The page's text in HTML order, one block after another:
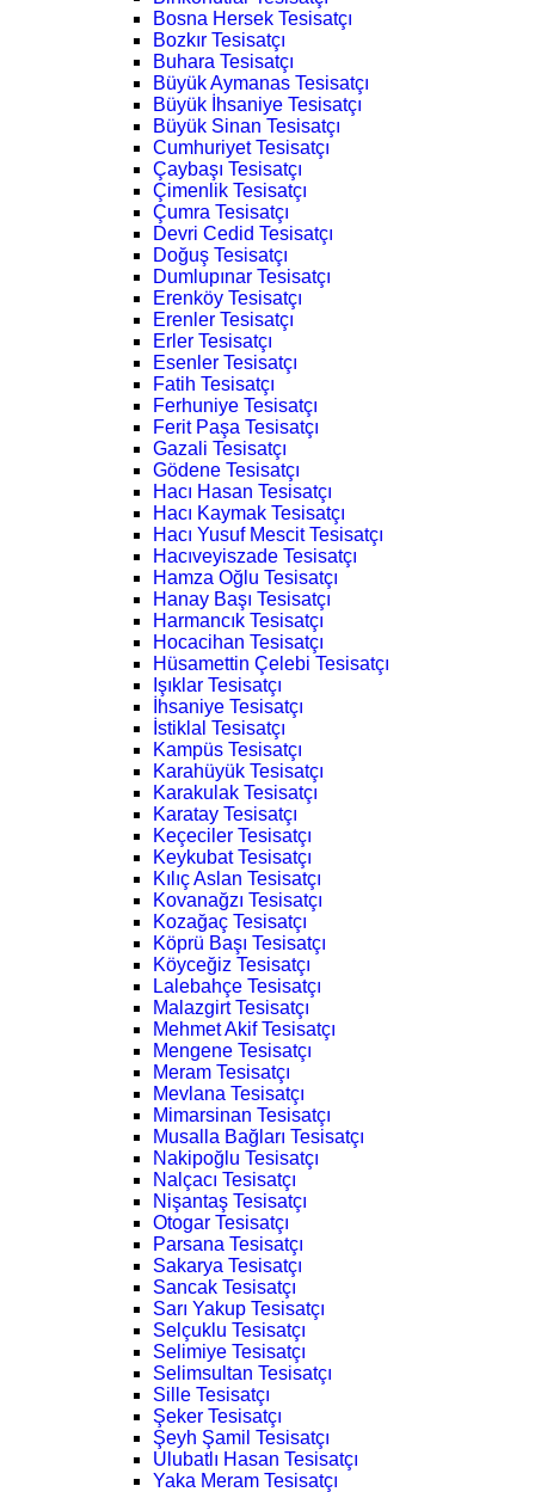
Bosna Hersek Tesisatçı
Bozkır Tesisatçı
Buhara Tesisatçı
Büyük Aymanas Tesisatçı
Büyük İhsaniye Tesisatçı
Büyük Sinan Tesisatçı
Cumhuriyet Tesisatçı
Çaybaşı Tesisatçı
Çimenlik Tesisatçı
Çumra Tesisatçı
Devri Cedid Tesisatçı
Doğuş Tesisatçı
Dumlupınar Tesisatçı
Erenköy Tesisatçı
Erenler Tesisatçı
Erler Tesisatçı
Esenler Tesisatçı
Fatih Tesisatçı
Ferhuniye Tesisatçı
Ferit Paşa Tesisatçı
Gazali Tesisatçı
Gödene Tesisatçı
Hacı Hasan Tesisatçı
Hacı Kaymak Tesisatçı
Hacı Yusuf Mescit Tesisatçı
Hacıveyiszade Tesisatçı
Hamza Oğlu Tesisatçı
Hanay Başı Tesisatçı
Harmancık Tesisatçı
Hocacihan Tesisatçı
Hüsamettin Çelebi Tesisatçı
Işıklar Tesisatçı
İhsaniye Tesisatçı
İstiklal Tesisatçı
Kampüs Tesisatçı
Karahüyük Tesisatçı
Karakulak Tesisatçı
Karatay Tesisatçı
Keçeciler Tesisatçı
Keykubat Tesisatçı
Kılıç Aslan Tesisatçı
Kovanağzı Tesisatçı
Kozağaç Tesisatçı
Köprü Başı Tesisatçı
Köyceğiz Tesisatçı
Lalebahçe Tesisatçı
Malazgirt Tesisatçı
Mehmet Akif Tesisatçı
Mengene Tesisatçı
Meram Tesisatçı
Mevlana Tesisatçı
Mimarsinan Tesisatçı
Musalla Bağları Tesisatçı
Nakipoğlu Tesisatçı
Nalçacı Tesisatçı
Nişantaş Tesisatçı
Otogar Tesisatçı
Parsana Tesisatçı
Sakarya Tesisatçı
Sancak Tesisatçı
Sarı Yakup Tesisatçı
Selçuklu Tesisatçı
Selimiye Tesisatçı
Selimsultan Tesisatçı
Sille Tesisatçı
Şeker Tesisatçı
Şeyh Şamil Tesisatçı
Ulubatlı Hasan Tesisatçı
Yaka Meram Tesisatçı